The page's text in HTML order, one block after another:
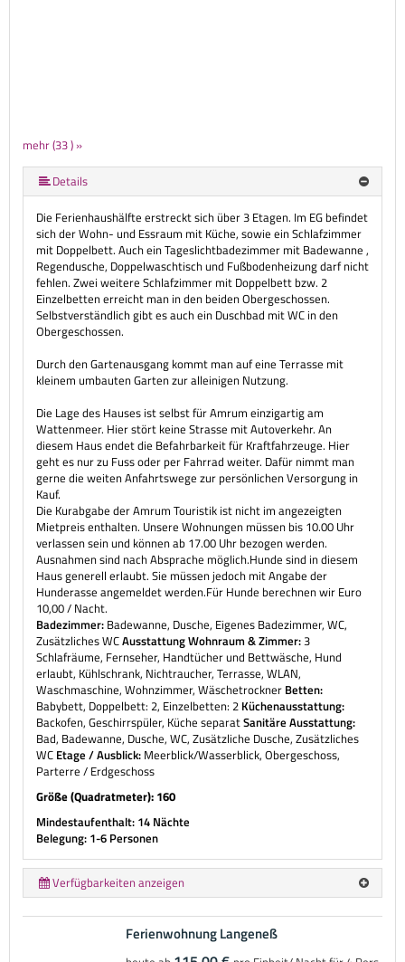
mehr (33 ) »
mehr (33 ) »
mehr (33 ) »
mehr (33 ) »
mehr (33 ) »
mehr (33 ) »
mehr (33 ) »
mehr (33 ) »
mehr (33 ) »
mehr (33 ) »
mehr (33 ) »
mehr (33 ) »
mehr (33 ) »
mehr (33 ) »
mehr (33 ) »
mehr (33 ) »
mehr (33 ) »
mehr (33 ) »
mehr (33 ) »
mehr (33 ) »
mehr (33 ) »
mehr (33 ) »
mehr (33 ) »
mehr (33 ) »
mehr (33 ) »
mehr (33 ) »
mehr (33 ) »
mehr (33 ) »
mehr (33 ) »
mehr (33 ) »
Details
Die Ferienhaushälfte erstreckt sich über 3 Etagen. Im EG befindet
sich der Wohn- und Essraum mit Küche, sowie ein Schlafzimmer
mit Doppelbett. Auch ein Tageslichtbadezimmer mit Badewanne ,
Regendusche, Doppelwaschtisch und Fußbodenheizung darf nicht
fehlen. Zwei weitere Schlafzimmer mit Doppelbett bzw. 2
Einzelbetten erreicht man in den beiden Obergeschossen.
Selbstverständlich gibt es auch ein Duschbad mit WC in den
Obergeschossen.
Durch den Gartenausgang kommt man auf eine Terrasse mit
kleinem umbauten Garten zur alleinigen Nutzung.
Die Lage des Hauses ist selbst für Amrum einzigartig am
Wattenmeer. Hier stört keine Strasse mit Autoverkehr. An
diesem Haus endet die Befahrbarkeit für Kraftfahrzeuge. Hier
geht es nur zu Fuss oder per Fahrrad weiter. Dafür nimmt man
gerne die weiten Anfahrtswege zur persönlichen Versorgung in
Kauf.
Die Kurabgabe der Amrum Touristik ist nicht im angezeigten
Mietpreis enthalten. Unsere Wohnungen müssen bis 10.00 Uhr
verlassen sein und können ab 17.00 Uhr bezogen werden.
Ausnahmen sind nach Absprache möglich.Hunde sind in diesem
Haus generell erlaubt. Sie müssen jedoch mit Angabe der
Hunderasse angemeldet werden.Für Hunde berechnen wir Euro
10,00 / Nacht.
Badezimmer: Badewanne, Dusche, Eigenes Badezimmer, WC,
Zusätzliches WCAusstattung Wohnraum & Zimmer:3
Schlafräume, Fernseher, Handtücher und Bettwäsche, Hund
erlaubt, Kühlschrank, Nichtraucher, Terrasse, WLAN,
Waschmaschine, Wohnzimmer, Wäschetrockner Betten:
Babybett, Doppelbett: 2, Einzelbetten: 2 Küchenausstattung:
Backofen, Geschirrspüler, Küche separatSanitäre Ausstattung:
Bad, Badewanne, Dusche, WC, Zusätzliche Dusche, Zusätzliches
WC Etage / Ausblick: Meerblick/Wasserblick, Obergeschoss,
Parterre / Erdgeschoss
Größe (Quadratmeter): 160
Mindestaufenthalt: 14 Nächte
Belegung: 1-6 Personen
Verfügbarkeiten anzeigen
Ferienwohnung Langeneß